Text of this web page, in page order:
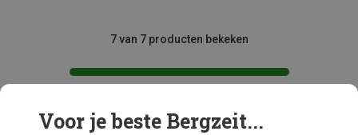
7 van 7 producten bekeken
Voor je beste Bergzeit...